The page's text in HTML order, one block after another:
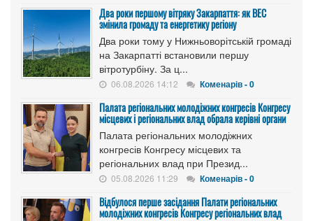
Два роки першому вітряку Закарпаття: як ВЕС
змінила громаду та енергетику регіону
Два роки тому у Нижньоворітській громаді
на Закарпатті встановили першу
вітротурбіну. За ц...
06.08.2026 14:12 Коменарів - 0
Палата регіональних молодіжних конгресів Конгресу
місцевих і регіональних влад обрала керівні органи
Палата регіональних молодіжних
конгресів Конгресу місцевих та
регіональних влад при Презид...
05.08.2026 11:29 Коменарів - 0
Відбулося перше засідання Палати регіональних
молодіжних конгресів Конгресу регіональних влад